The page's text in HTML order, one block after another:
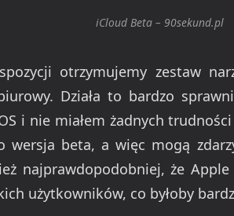
iCloud Beta – 90sekund.pl
otrzymujemy zestaw
Działa to bardzo
i nie miałem żadnych
wersja beta, a więc mogą
najprawdopodobniej, że
użytkowników, co byłoby